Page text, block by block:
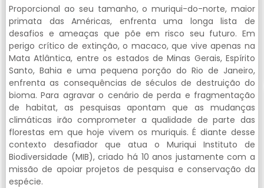
Proporcional ao seu tamanho, o muriqui-do-norte, maior
primata das Américas, enfrenta uma longa lista de
desafios e ameaças que põe em risco seu futuro. Em
perigo crítico de extinção, o macaco, que vive apenas na
Mata Atlântica, entre os estados de Minas Gerais, Espírito
Santo, Bahia e uma pequena porção do Rio de Janeiro,
enfrenta as consequências de séculos de destruição do
bioma. Para agravar o cenário de perda e fragmentação
de habitat, as pesquisas apontam que as mudanças
climáticas irão comprometer a qualidade de parte das
florestas em que hoje vivem os muriquis. É diante desse
contexto desafiador que atua o Muriqui Instituto de
Biodiversidade (MIB), criado há 10 anos justamente com a
missão de apoiar projetos de pesquisa e conservação da
espécie.